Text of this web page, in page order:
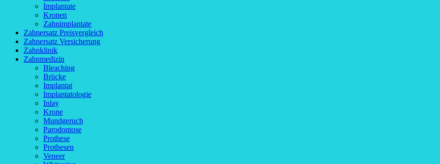
Implantate
Kronen
Zahnimplantate
Zahnersatz Preisvergleich
Zahnersatz Versicherung
Zahnklinik
Zahnmedizin
Bleaching
Brücke
Implantat
Implantatologie
Inlay
Krone
Mundgeruch
Parodontose
Prothese
Prothesen
Veneer